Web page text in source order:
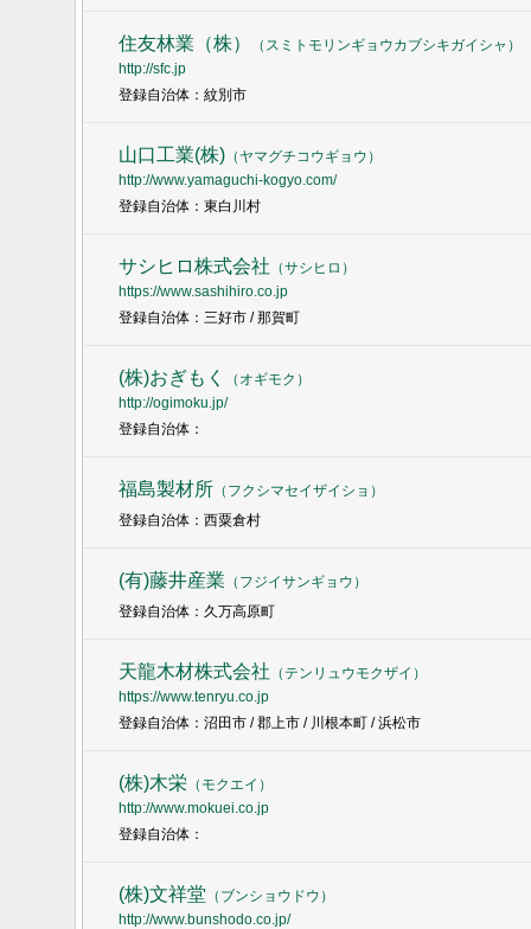
住友林業（株） （ スミトモリンギョウカブシキガイシャ ）
http://sfc.jp
登録自治体：紋別市
山口工業(株)（ ヤマグチコウギョウ ）
http://www.yamaguchi-kogyo.com/
登録自治体：東白川村
サシヒロ株式会社 （サシヒロ ）
https://www.sashihiro.co.jp
登録自治体：三好市 / 那賀町
(株)おぎもく （ オギモク ）
http://ogimoku.jp/
登録自治体：
福島製材所（ フクシマセイザイショ ）
登録自治体：西粟倉村
(有)藤井産業 （ フジイサンギョウ ）
登録自治体：久万高原町
天龍木材株式会社 （テンリュウモクザイ ）
https://www.tenryu.co.jp
登録自治体：沼田市 / 郡上市 / 川根本町 / 浜松市
(株)木栄（ モクエイ ）
http://www.mokuei.co.jp
登録自治体：
(株)文祥堂 （ ブンショウドウ ）
http://www.bunshodo.co.jp/